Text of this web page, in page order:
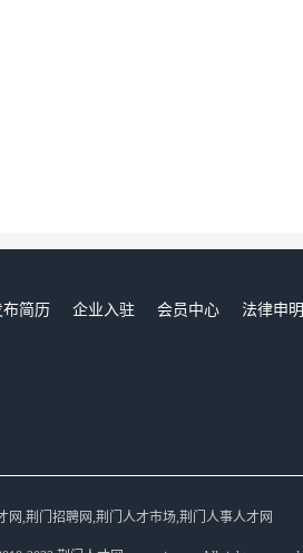
布简历 企业入驻 会员中心
法律申明
网,荆门招聘网,荆门人才市场,荆门人事人才网